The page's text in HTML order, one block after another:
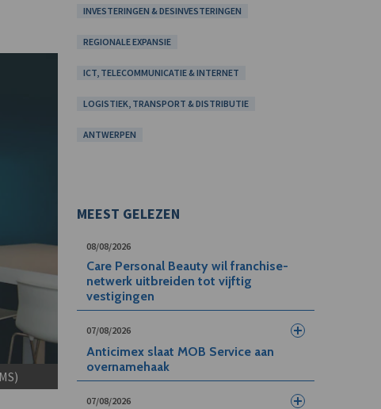
INVESTERINGEN & DESINVESTERINGEN
REGIONALE EXPANSIE
ICT, TELECOMMUNICATIE & INTERNET
LOGISTIEK, TRANSPORT & DISTRIBUTIE
ANTWERPEN
MEEST GELEZEN
08/08/2026
Care Personal Beauty wil franchise-
netwerk uitbreiden tot vijftig
vestigingen
07/08/2026
Anticimex slaat MOB Service aan
overnamehaak
07/08/2026